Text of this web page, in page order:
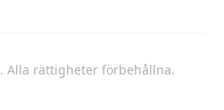
. Alla rättigheter förbehållna.